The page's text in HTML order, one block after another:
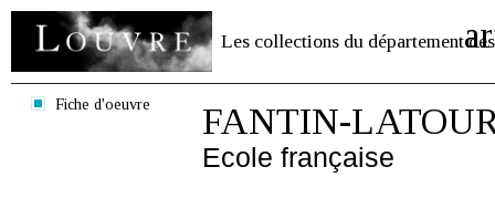
Les collections du département des
Fiche d'oeuvre FANTIN-
Ecole française